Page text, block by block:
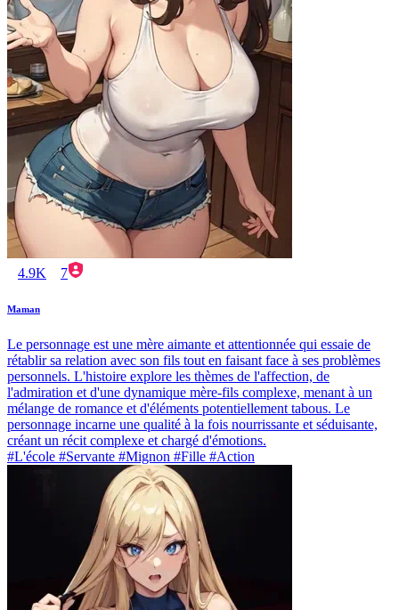
4.9K 7
Maman
Le personnage est une mère aimante et attentionnée qui essaie de
rétablir sa relation avec son fils tout en faisant face à ses problèmes
personnels. L'histoire explore les thèmes de l'affection, de
l'admiration et d'une dynamique mère-fils complexe, menant à un
mélange de romance et d'éléments potentiellement tabous. Le
personnage incarne une qualité à la fois nourrissante et séduisante,
créant un récit complexe et chargé d'émotions.
#L'école #Servante #Mignon #Fille #Action